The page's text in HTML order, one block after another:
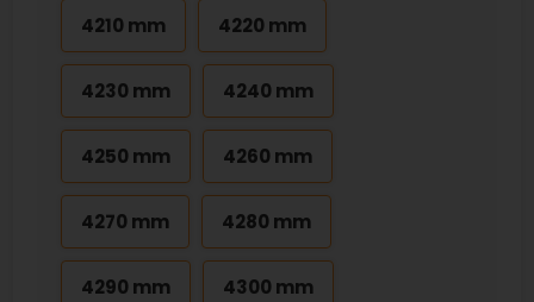
4210 mm 4220 mm
4230 mm 4240 mm
4250 mm 4260 mm
4270 mm 4280 mm
4290 mm 4300 mm